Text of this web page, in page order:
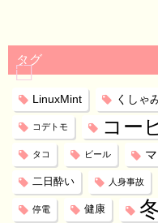
タグ
LinuxMint くしゃ
コデトモ コー
タコ ビール
二日酔い 人身事故
停電 健康